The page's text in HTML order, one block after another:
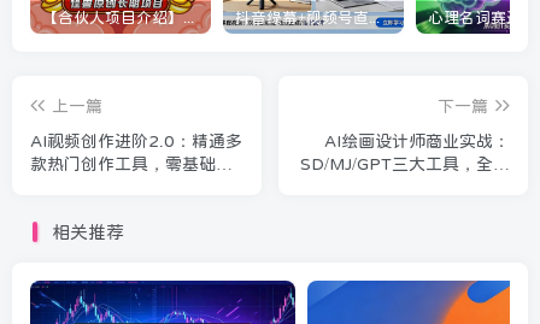
【合伙人项目介绍】打假维权项目介绍 抖音绿幕+视频号直播带货课：居家照着稿子念起号，手机电脑双场景搭建全流程
上一篇
AI视频创作进阶2.0：精通多
款热门创作工具，零基础进
下一篇
AI绘画设计师商业实战：
SD/MJ/GPT三大工具，全维
相关推荐